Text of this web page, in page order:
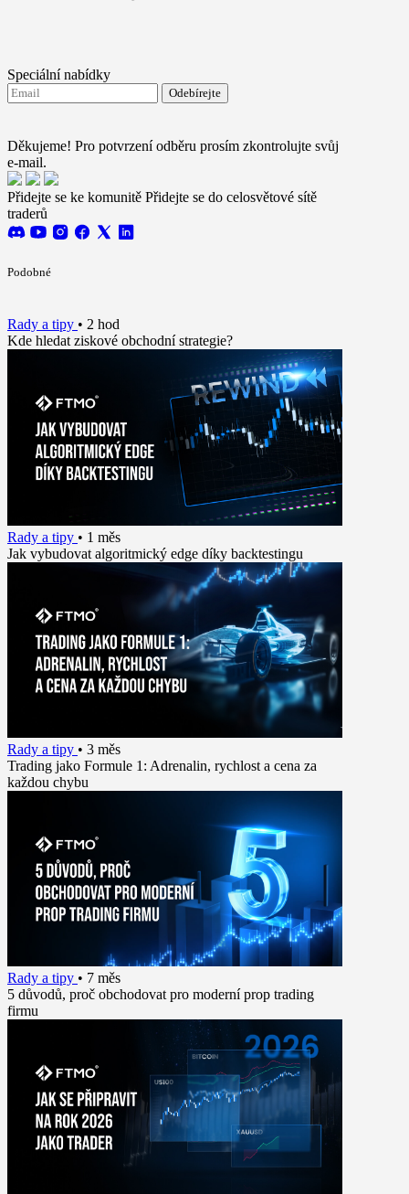
Speciální nabídky
Odebírejte
Děkujeme! Pro potvrzení odběru prosím zkontrolujte svůj
e-mail.
Přidejte se ke komunitě Přidejte se do celosvětové sítě
traderů
Podobné
Rady a tipy • 2 hod
Kde hledat ziskové obchodní strategie?
Rady a tipy • 1 měs
Jak vybudovat algoritmický edge díky backtestingu
Rady a tipy • 3 měs
Trading jako Formule 1: Adrenalin, rychlost a cena za
každou chybu
Rady a tipy • 7 měs
5 důvodů, proč obchodovat pro moderní prop trading
firmu